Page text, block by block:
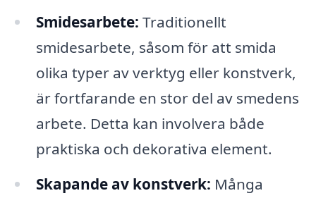
Smidesarbete: Traditionellt
smidesarbete, såsom för att smida
olika typer av verktyg eller konstverk,
är fortfarande en stor del av smedens
arbete. Detta kan involvera både
praktiska och dekorativa element.
Skapande av konstverk: Många